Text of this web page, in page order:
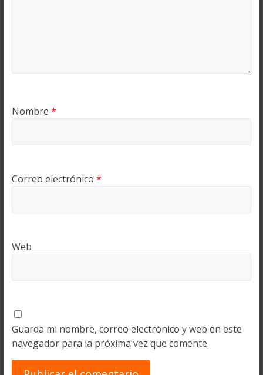
Nombre *
Correo electrónico *
Web
Guarda mi nombre, correo electrónico y web en este
navegador para la próxima vez que comente.